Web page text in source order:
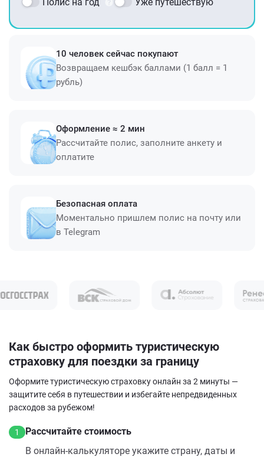
10 человек сейчас покупают
Возвращаем кешбэк баллами (1 балл = 1
рубль)
Оформление ≈ 2 мин
Рассчитайте полис, заполните анкету и
оплатите
Безопасная оплата
Моментально пришлем полис на почту или
в Telegram
Как быстро оформить туристическую
страховку для поездки за границу
Оформите туристическую страховку онлайн за 2 минуты —
защитите себя в путешествии и избегайте непредвиденных
расходов за рубежом!
1
Рассчитайте стоимость
В онлайн‑калькуляторе укажите страну, даты и